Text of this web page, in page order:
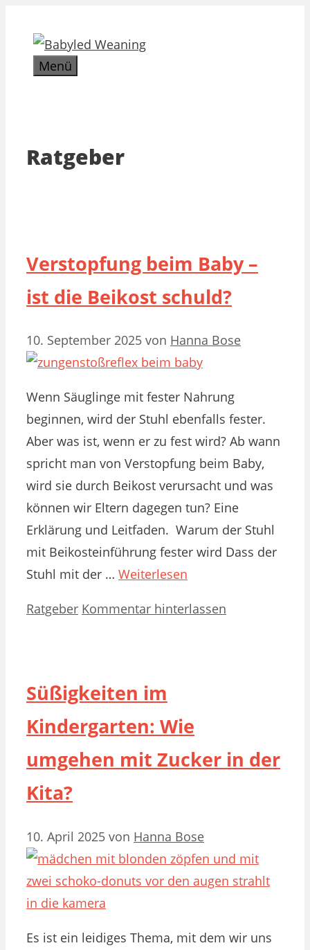
Inhalt
springenMenü
Ratgeber
Verstopfung beim Baby –
ist die Beikost schuld?
10. September 2025 von Hanna Bose
Wenn Säuglinge mit fester Nahrung
beginnen, wird der Stuhl ebenfalls fester.
Aber was ist, wenn er zu fest wird? Ab wann
spricht man von Verstopfung beim Baby,
wird sie durch Beikost verursacht und was
können wir Eltern dagegen tun? Eine
Erklärung und Leitfaden. Warum der Stuhl
mit Beikosteinführung fester wird Dass der
Stuhl mit der … Weiterlesen
Kategorien
Ratgeber Kommentar hinterlassen
Süßigkeiten im
Kindergarten: Wie
umgehen mit Zucker in der
Kita?
10. April 2025 von Hanna Bose
Es ist ein leidiges Thema, mit dem wir uns